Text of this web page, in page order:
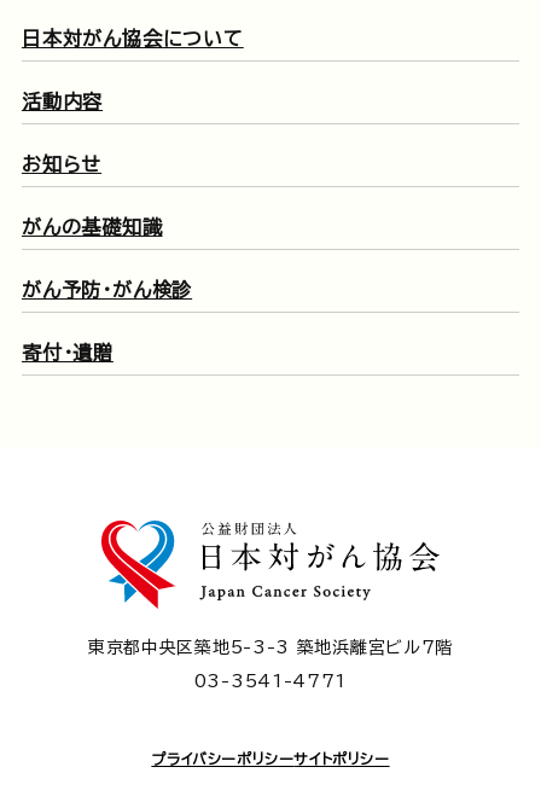
日本対がん協会について
活動内容
お知らせ
がんの基礎知識
がん予防・がん検診
寄付・遺贈
東京都中央区築地5-3-3 築地浜離宮ビル7階
03-3541-4771
プライバシーポリシーサイトポリシー